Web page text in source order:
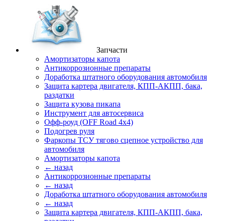
Запчасти
Амортизаторы капота
Антикоррозионные препараты
Доработка штатного оборудования автомобиля
Защита картера двигателя, КПП-АКПП, бака,
раздатки
Защита кузова пикапа
Инструмент для автосервиса
Офф-роуд (OFF Road 4x4)
Подогрев руля
Фаркопы ТСУ тягово сцепное устройство для
автомобиля
Амортизаторы капота
← назад
Антикоррозионные препараты
← назад
Доработка штатного оборудования автомобиля
← назад
Защита картера двигателя, КПП-АКПП, бака,